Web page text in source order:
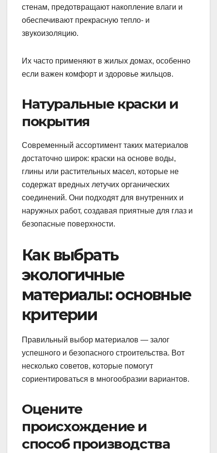
стенам, предотвращают накопление влаги и
обеспечивают прекрасную тепло- и
звукоизоляцию.
Их часто применяют в жилых домах, особенно
если важен комфорт и здоровье жильцов.
Натуральные краски и
покрытия
Современный ассортимент таких материалов
достаточно широк: краски на основе воды,
глины или растительных масел, которые не
содержат вредных летучих органических
соединений. Они подходят для внутренних и
наружных работ, создавая приятные для глаз и
безопасные поверхности.
Как выбрать
экологичные
материалы: основные
критерии
Правильный выбор материалов — залог
успешного и безопасного строительства. Вот
несколько советов, которые помогут
сориентироваться в многообразии вариантов.
Оцените
происхождение и
способ производства